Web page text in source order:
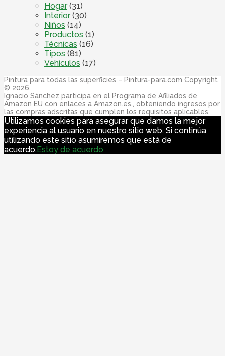
Hogar(31)
Interior(30)
Niños (14)
Productos (1)
Técnicas (16)
Tipos (81)
Vehículos (17)
Pintura para todas las superficies – Pintura-para.com Copyright
© 2026.
Ignacio Sánchez participa en el Programa de Afiliados de
Amazon EU con enlaces a Amazon.es., obteniendo ingresos por
las compras adscritas que cumplen los requisitos aplicables.
Utilizamos cookies para asegurar que damos la mejor
experiencia al usuario en nuestro sitio web. Si continúa
utilizando este sitio asumiremos que está de
acuerdo.Estoy de acuerdo